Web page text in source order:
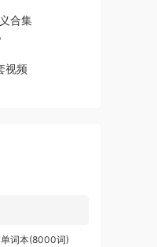
合集
视频
词本(8000词)